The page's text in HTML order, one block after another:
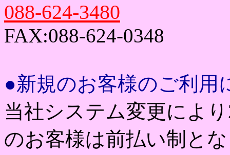
088-624-3480
FAX:088-624-0348
●新規のお客様のご利用
当社システム変更によ
のお客様は前払い制と